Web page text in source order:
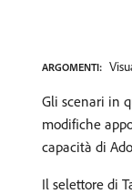
ARGOMENTI:
Gli scenari in
modifiche
capacità di
Il selettore di